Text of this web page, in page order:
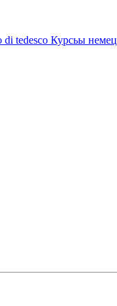
di tedesco Курсьы